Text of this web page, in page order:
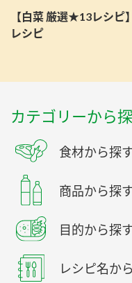
【白菜 厳選★13レシ
レシピ
カテゴリーから
食材から探
商品から探
目的から探
レシピ名か